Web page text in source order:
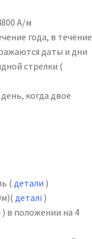
А/м
года, в течение
даты и дни
стрелки (
когда двое
(детали )
деталі )
) в положении на 4